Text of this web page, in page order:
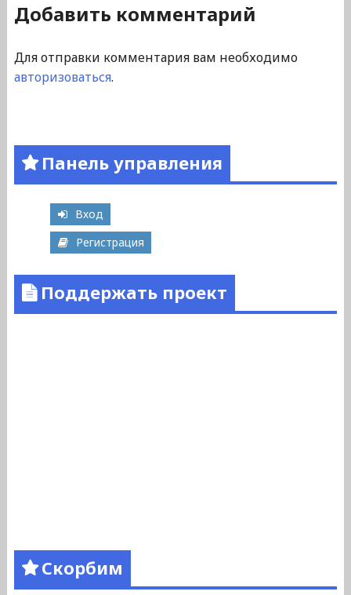
Добавить комментарий
Для отправки комментария вам необходимо
авторизоваться.
Панель управления
Вход
Регистрация
Поддержать проект
Скорбим